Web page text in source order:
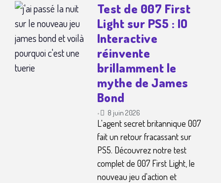
Test de 007 First
Light sur PS5 : IO
Interactive
réinvente
brillamment le
mythe de James
Bond
• 8 juin 2026
L'agent secret britannique 007
fait un retour fracassant sur
PS5. Découvrez notre test
complet de 007 First Light, le
nouveau jeu d'action et